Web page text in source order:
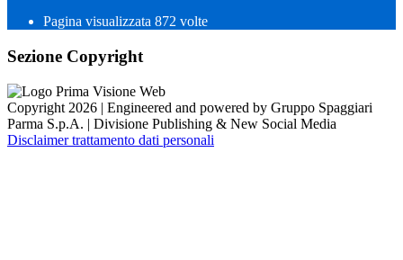
Pagina visualizzata 872 volte
Sezione Copyright
Copyright 2026 | Engineered and powered by Gruppo Spaggiari
Parma S.p.A. | Divisione Publishing & New Social Media
Disclaimer trattamento dati personali